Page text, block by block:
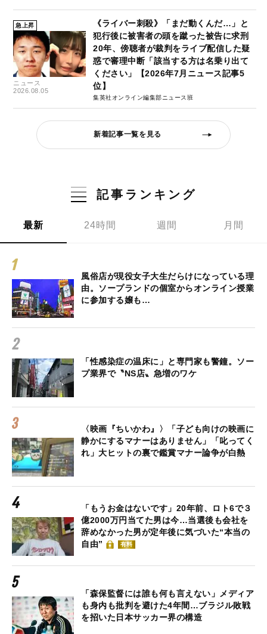
急上昇
ニュース
2026.08.05
《ライバー刺殺》「まだ動くんだ…」と
犯行後に被害者の頭を蹴った被告に求刑
20年、傍聴者が裁判をライブ配信した疑
惑で審理中断「該当する方は名乗り出て
ください」【2026年7月ニュース記事5
位】
集英社オンライン編集部ニュース班
新着記事一覧を見る
記事ランキング
最新 24時間 週間 月間
風俗店が現役女子大生だらけになっている理
由。ソープランドの個室からオンライン授業
に参加する嬢も…
「性感染症の温床に」と専門家も警鐘。ソー
プ業界で〝NS店〟急増のワケ
〈映画『ちいかわ』〉「子ども向けの映画に
静かにするマナーはありません」「叱ってく
れ」大ヒットの裏で鑑賞マナー論争が白熱
「もうお金はないです」20年前、ロト6で３
億2000万円当てた男は今…当選後も会社を
辞めなかった男が定年後に気づいた“本当の
自由”
有料
「森保監督には誰も何も言えない」メディア
も身内も批判を避けた4年間…ブラジル敗戦
を招いた日本サッカー界の構造